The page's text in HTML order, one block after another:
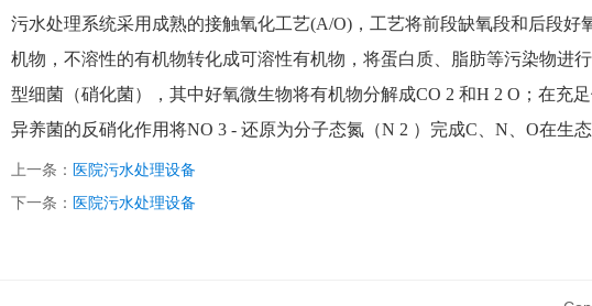
污水处理系统采用成熟的接触氧化工艺(A/O) ，工艺将前段缺氧段和后段好
机物，不溶性的有机物转化成可溶性有机物，将蛋白质、脂肪等污染物进
型细菌（硝化菌），其中好氧微生物将有机物分解成CO 2 和H 2 O ；在充
异养菌的反硝化作用将NO 3 - 还原为分子态氮（N 2 ）完成C N O在生
上一条： 医院污水处理设备
下一条： 医院污水处理设备